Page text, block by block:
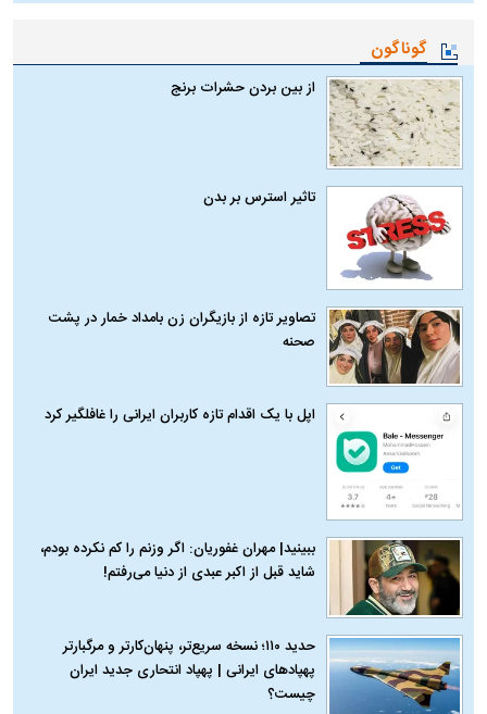
گوناگون
از بین بردن حشرات برنج
تاثیر استرس بر بدن
تصاویر تازه از بازیگران زن بامداد خمار در پشت
صحنه
اپل با یک اقدام تازه کاربران ایرانی را غافلگیر کرد
ببینید| مهران غفوریان: اگر وزنم را کم نکرده بودم،
شاید قبل از اکبر عبدی از دنیا می‌رفتم!
حدید ۱۱۰؛ نسخه سریع‌تر، پنهان‌کارتر و مرگبارتر
پهپادهای ایرانی | پهپاد انتحاری جدید ایران
چیست؟